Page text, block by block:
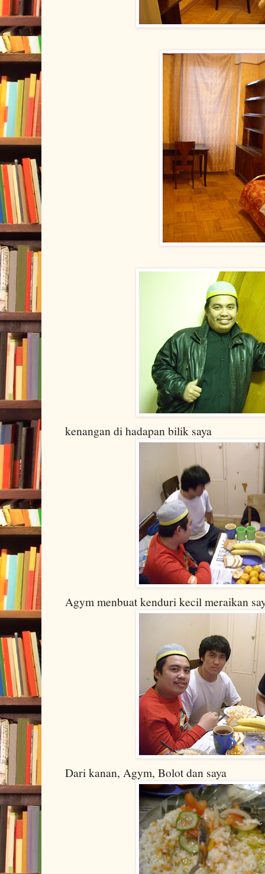
kenangan di hadapan bilik saya
Agym menbuat kenduri kecil meraikan
Dari kanan, Agym, Bolot dan saya